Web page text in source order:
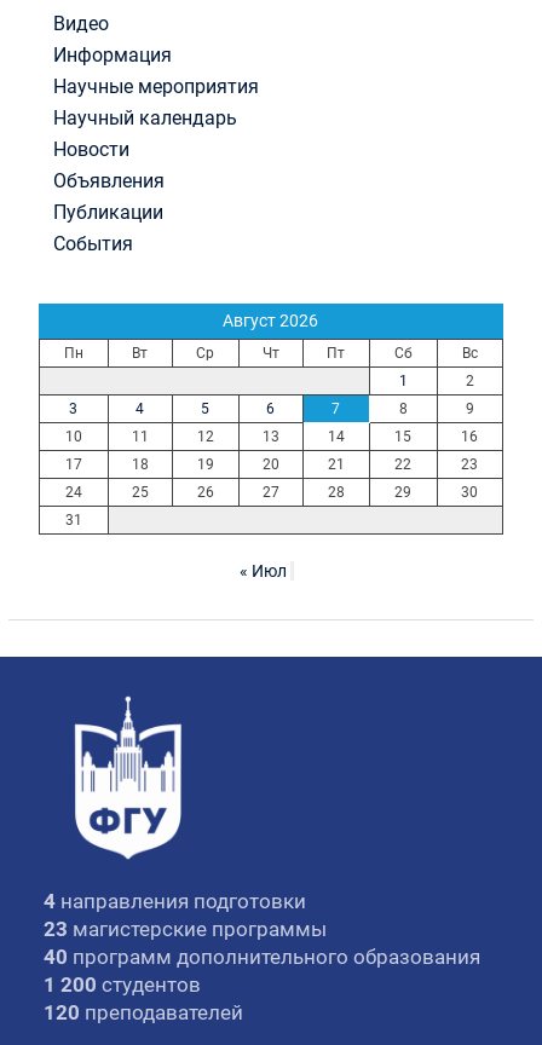
Видео
Информация
Научные мероприятия
Научный календарь
Новости
Объявления
Публикации
События
Август 2026
Пн Вт Ср Чт Пт Сб
Вс
1
2
3
4 5 6 7 8
9
10
11 12 13 14 15
16
17
18 19 20 21 22
23
24
25 26 27 28 29
30
31
« Июл
4 направления подготовки
23 магистерские программы
40 программ дополнительного образования
1 200 студентов
120 преподавателей